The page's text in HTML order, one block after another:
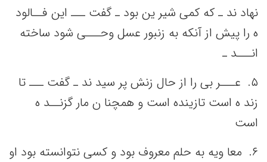
نهاد ند ـ که کمی‌ شیر ین‌ بود ـ گفت‌ ـــ این‌ فــالود
ه را پیش‌ از آنکه‌ به‌ زنبور عسل‌ وحـــی‌ شود ساخته‌
انـــد ـ
۵. ‌ عـــر بی‌ را از حال زنش‌ پر سید ند ـ گفت‌ ـــ تا
زند ه است‌ تازینده است‌ و همچنا ن مار گزنــد ه
است‌
۶. ‌ معا ویه‌ به‌ حلم‌ معروف بود و کسی‌ نتوانسته‌ بود او